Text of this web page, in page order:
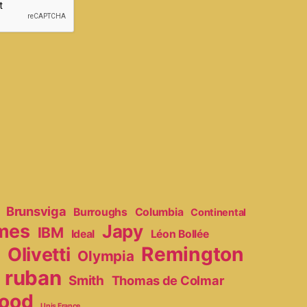
Brunsviga Burroughs Columbia Continental
IBM Ideal Japy Léon Bollée
Olivetti Olympia Remington
ruban Smith Thomas de Colmar